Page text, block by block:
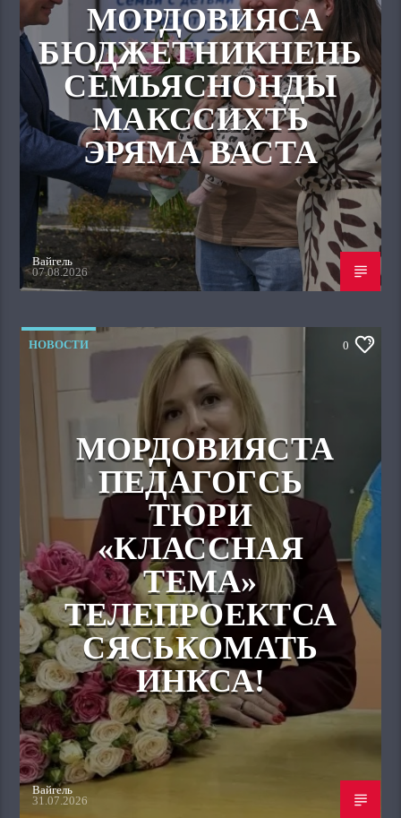
МОРДОВИЯСА
БЮДЖЕТНИКНЕНЬ
СЕМЬЯСНОНДЫ
МАКССИХТЬ
ЭРЯМА ВАСТА
Вайгель
07.08.2026
НОВОСТИ 0
МОРДОВИЯСТА
ПЕДАГОГСЬ
ТЮРИ
«КЛАССНАЯ
ТЕМА»
ТЕЛЕПРОЕКТСА
СЯСЬКОМАТЬ
ИНКСА!
Вайгель
31.07.2026